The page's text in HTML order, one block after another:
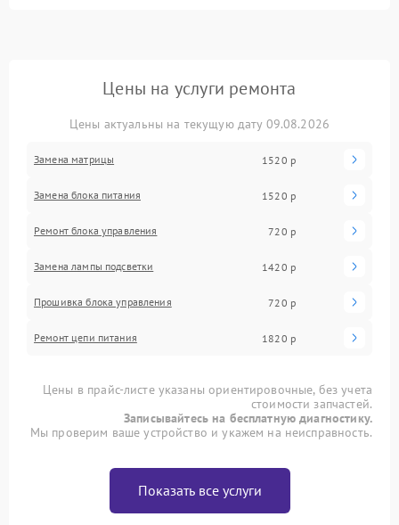
Цены на услуги ремонта
Цены актуальны на текущую дату 09.08.2026
Замена матрицы 1520 р
Замена блока питания 1520 р
Ремонт блока управления 720 р
Замена лампы подсветки 1420 р
Прошивка блока управления 720 р
Ремонт цепи питания 1820 р
Цены в прайс-листе указаны ориентировочные, без учета
стоимости запчастей.
Записывайтесь на бесплатную диагностику.
Мы проверим ваше устройство и укажем на неисправность.
Показать все услуги